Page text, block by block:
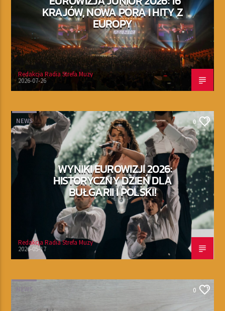
KRAJÓW, NOWA PORA I HITY Z
EUROPY
Redakcja Radia Strefa Muzy
2026-07-26
NEWS 0
WYNIKI EUROWIZJI 2026:
HISTORYCZNY DZIEŃ DLA
BUŁGARII I POLSKI!
Redakcja Radia Strefa Muzy
2026-05-17
NEWS 0